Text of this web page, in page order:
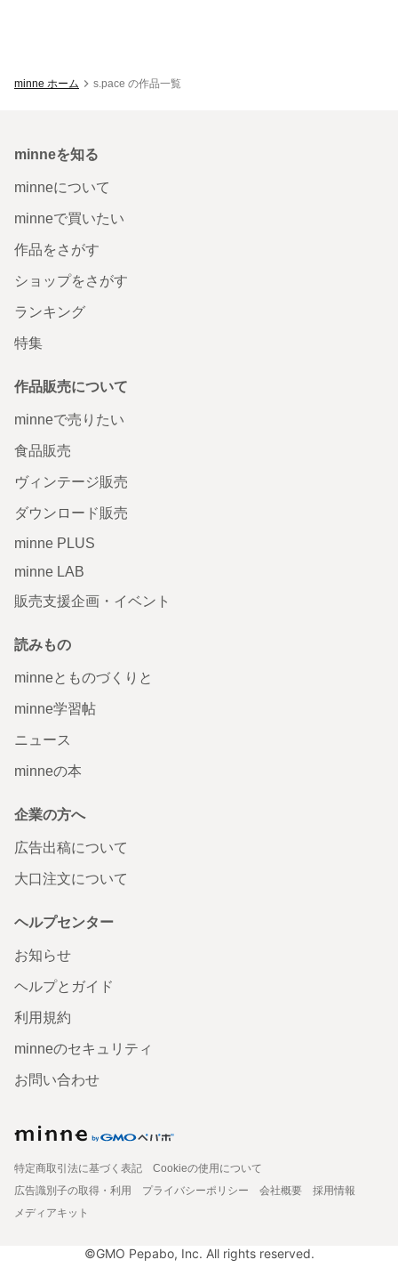
minne ホーム s.pace の作品一覧
minneを知る
minneについて
minneで買いたい
作品をさがす
ショップをさがす
ランキング
特集
作品販売について
minneで売りたい
食品販売
ヴィンテージ販売
ダウンロード販売
minne PLUS
minne LAB
販売支援企画・イベント
読みもの
minneとものづくりと
minne学習帖
ニュース
minneの本
企業の方へ
広告出稿について
大口注文について
ヘルプセンター
お知らせ
ヘルプとガイド
利用規約
minneのセキュリティ
お問い合わせ
特定商取引法に基づく表記
Cookieの使用について
広告識別子の取得・利用
プライバシーポリシー 会社概要
採用情報
メディアキット
©GMO Pepabo, Inc. All rights reserved.